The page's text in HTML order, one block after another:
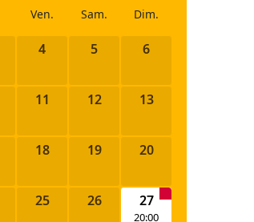
Ven. Sam. Dim.
4 5 6
11 12 13
18 19 20
25 26 27
20:00